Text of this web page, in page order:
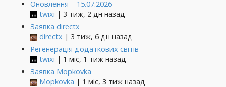
Оновлення – 15.07.2026
twixi | 3 тиж, 2 дн назад
Заявка directx
directx | 3 тиж, 6 дн назад
Регенерація додаткових світів
twixi | 1 міс, 1 тиж назад
Заявка Mopkovka
Mopkovka | 1 міс, 3 тиж назад